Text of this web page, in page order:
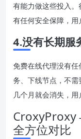
有能力做这些投入
有任何安全保障，用
4.没有长期服
免费在线代理没有
务、下线节点，不
几个月就会消失，用
CroxyProxy
全方位对比